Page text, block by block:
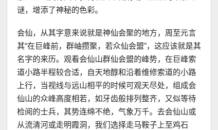
谜，增添了神秘的色彩。
会仙，从其字意来说就是神仙会聚的地方，周至元言
其“在巨峰前，群岫攒聚，若众仙会盟”，这应该就是其
名字的来历。观看会仙山群仙会盟的峰势，在巨峰索
道小路半程较合适，自天地醇和沿着维修索道的小路
上行，当视线与远山相平的时候可观天尽处，组成会
仙山的众峰高度相若，如牙齿般排列整齐，又似等待
检阅的士兵，其势连绵不绝，气象万千。去会仙山或
从流清河或走明霞洞，我们选择走马鞍子上至鸡石